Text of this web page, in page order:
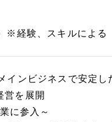
※経験、スキルによる
インビジネスで安定し
営を展開
に参入～